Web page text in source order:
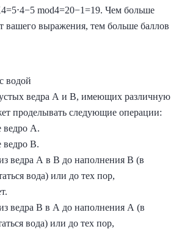
mod4=20−1=19. Чем больше
вашего выражения, тем больше баллов
водой
ведра A и B, имеющих различную
проделывать следующие операции:
ведро A.
ведро B.
ведра A в B до наполнения B (в
вода) или до тех пор,
ведра B в A до наполнения A (в
вода) или до тех пор,